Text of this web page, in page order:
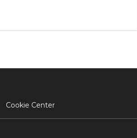
Cookie Center